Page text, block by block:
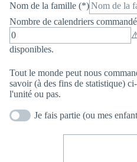
Nom de la famille (*)
Nombre de calendriers
disponibles.
Tout le monde peut nous
savoir (à des fins de statistique)
l'unité ou pas.
Je fais partie (ou mes